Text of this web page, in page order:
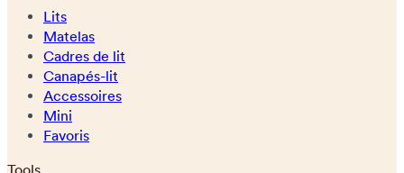
Lits
Matelas
Cadres de lit
Canapés-lit
Accessoires
Mini
Favoris